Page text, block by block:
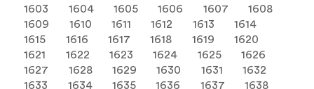
1603
1604 1605 1606 1607
1608
1609
1610 1611 1612 1613
1614
1615
1616 1617 1618 1619
1620
1621
1622 1623 1624 1625
1626
1627
1628 1629 1630 1631
1632
1633
1634 1635 1636 1637
1638